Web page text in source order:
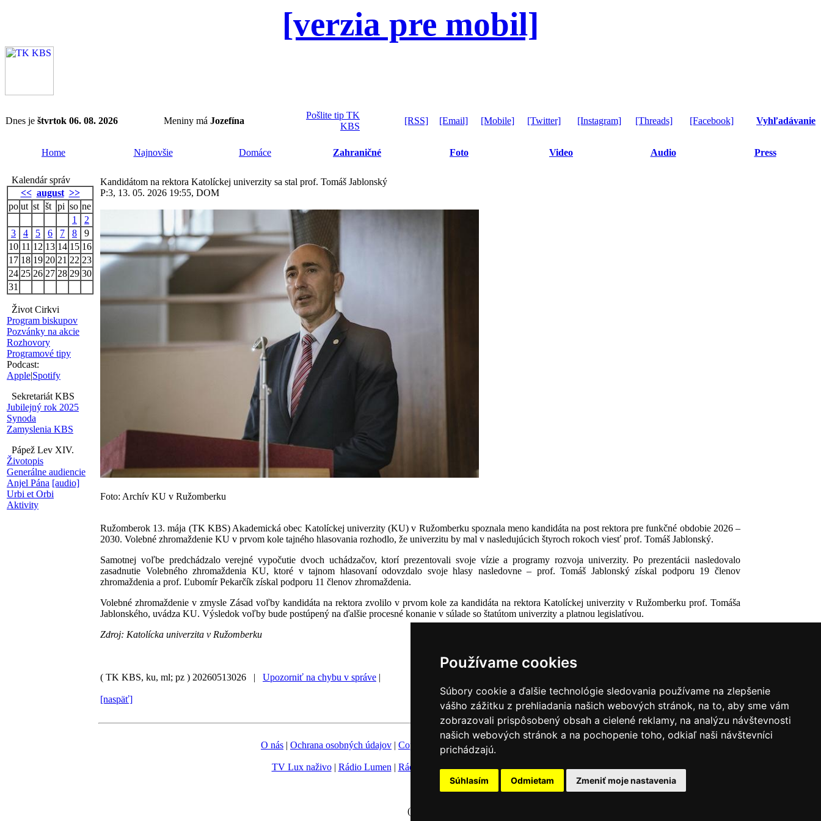
Používame cookies
Súbory cookie a ďalšie technológie sledovania používame na zlepšenie
vášho zážitku z prehliadania našich webových stránok, na to, aby sme vám
zobrazovali prispôsobený obsah a cielené reklamy, na analýzu návštevnosti
našich webových stránok a na pochopenie toho, odkiaľ naši návštevníci
prichádzajú.
Súhlasím Odmietam Zmeniť moje nastavenia
[verzia pre mobil]
Dnes je štvrtok 06. 08. 2026 Meniny má Jozefína
Pošlite tip TK
KBS
[RSS] [Email] [Mobile] [Twitter] [Instagram] [Threads] [Facebook] Vyhľadávanie
Home Najnovšie Domáce Zahraničné Foto Video Audio Press
Kalendár správ
<< august >>
po ut st št pi so ne
1
2
3
4 5 6 7 8
9
10 11 12 13 14 15 16
17 18 19 20 21 22 23
24 25 26 27 28 29 30
31
Život Cirkvi
Program biskupov
Pozvánky na akcie
Rozhovory
Programové tipy
Podcast:
Apple|Spotify
Sekretariát KBS
Jubilejný rok 2025
Synoda
Zamyslenia KBS
Pápež Lev XIV.
Životopis
Generálne audiencie
Anjel Pána [audio]
Urbi et Orbi
Aktivity
Kandidátom na rektora Katolíckej univerzity sa stal prof. Tomáš Jablonský
P:3, 13. 05. 2026 19:55, DOM
Foto: Archív KU v Ružomberku
Ružomberok 13. mája (TK KBS) Akademická obec Katolíckej univerzity (KU) v Ružomberku spoznala meno kandidáta na post rektora pre funkčné obdobie 2026 –
2030. Volebné zhromaždenie KU v prvom kole tajného hlasovania rozhodlo, že univerzitu by mal v nasledujúcich štyroch rokoch viesť prof. Tomáš Jablonský.
Samotnej voľbe predchádzalo verejné vypočutie dvoch uchádzačov, ktorí prezentovali svoje vízie a programy rozvoja univerzity. Po prezentácii nasledovalo
zasadnutie Volebného zhromaždenia KU, ktoré v tajnom hlasovaní odovzdalo svoje hlasy nasledovne – prof. Tomáš Jablonský získal podporu 19 členov
zhromaždenia a prof. Ľubomír Pekarčík získal podporu 11 členov zhromaždenia.
Volebné zhromaždenie v zmysle Zásad voľby kandidáta na rektora zvolilo v prvom kole za kandidáta na rektora Katolíckej univerzity v Ružomberku prof. Tomáša
Jablonského, uvádza KU. Výsledok voľby bude postúpený na ďalšie procesné konanie v súlade so štatútom univerzity a platnou legislatívou.
Zdroj: Katolícka univerzita v Ružomberku
( TK KBS, ku, ml; pz ) 20260513026 | Upozorniť na chybu v správe |
[naspäť]
O nás | Ochrana osobných údajov | Copyright Fotobanka |Hovorca KBS
TV Lux naživo| Rádio Lumen | Rádio Vatikán|SSV|Katolícke noviny|Výveska|Do kostola
Nastavenie Cookies
(c) TK KBS 2003 - 2026